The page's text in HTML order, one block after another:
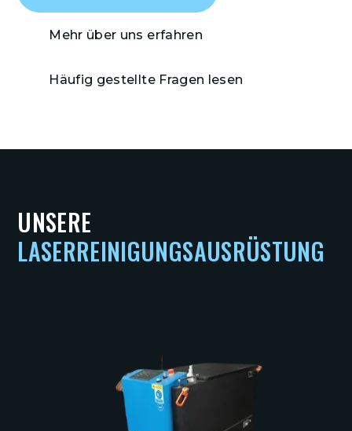
Mehr über uns erfahren
Häufig gestellte Fragen lesen
UNSERE
LASERREINIGUNGSAUSRÜSTUNG